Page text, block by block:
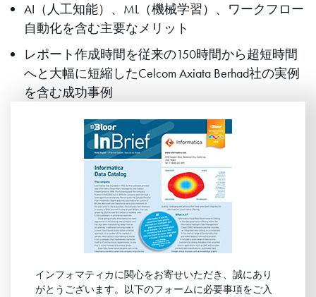
AI（人工知能）、ML（機械学習）、ワークフロー
自動化を含む主要なメリット
レポート作成時間を従来の150時間から超短時間
へと大幅に短縮したCelcom Axiata Berhad社の実例
を含む成功事例
インフォマティカに関心をお寄せいただき、誠にあり
がとうございます。以下のフォームに必要事項をご入